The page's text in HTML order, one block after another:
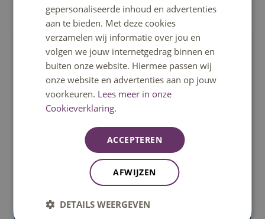
Vier jaar studie, twee onderwijsdiploma's
Luca Geelen, Alumnus Pabo-ALO
gepersonaliseerde inhoud en advertenties
aan te bieden. Met deze cookies
verzamelen wij informatie over jou en
volgen we jouw internetgedrag binnen en
buiten onze website. Hiermee passen wij
onze website en advertenties aan op jouw
voorkeuren. Lees meer in onze
Cookieverklaring.
ACCEPTEREN
AFWIJZEN
DETAILS WEERGEVEN